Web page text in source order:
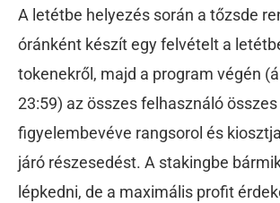
A letétbe helyezés során a tőzsde
óránként készít egy felvételt a
tokenekről, majd a program végén
23:59) az összes felhasználó
figyelembevéve rangsorol és
járó részesedést. A stakingbe
lépkedni, de a maximális profit